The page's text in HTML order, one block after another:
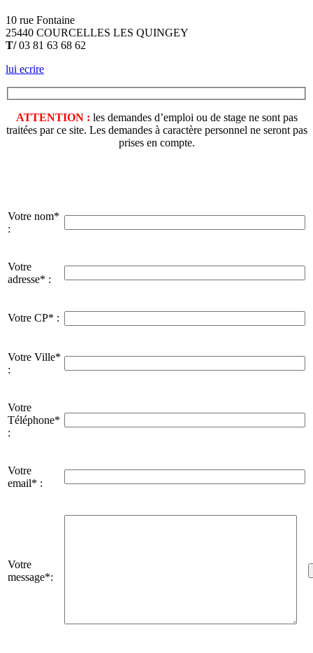
10 rue Fontaine
25440 COURCELLES LES QUINGEY
T/03 81 63 68 62
lui ecrire
ATTENTION : les demandes d’emploi ou de stage ne sont pas
traitées par ce site. Les demandes à caractère personnel ne seront pas
prises en compte.
Votre nom*
:
Votre
adresse* :
Votre CP* :
Votre Ville*
:
Votre
Téléphone*
:
Votre
email* :
Votre
message*: